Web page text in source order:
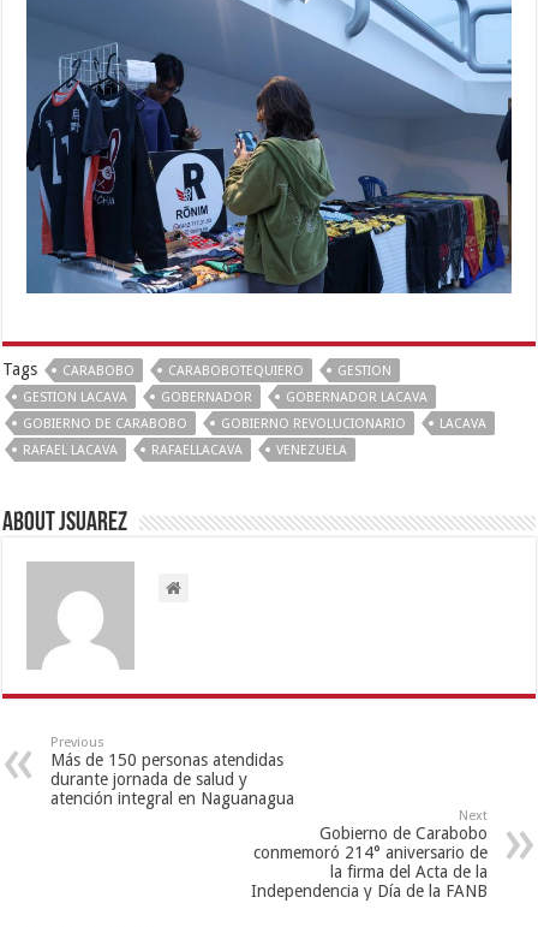
Tags CARABOBO CARABOBOTEQUIERO
GESTION
GESTION LACAVA
GOBERNADOR
GOBERNADOR LACAVA
GOBIERNO DE CARABOBO
GOBIERNO REVOLUCIONARIO
LACAVA
RAFAEL LACAVA
RAFAELLACAVA VENEZUELA
About Jsuarez
Previous
Más de 150 personas atendidas
durante jornada de salud y
atención integral en Naguanagua
Next
Gobierno de Carabobo
conmemoró 214° aniversario de
la firma del Acta de la
Independencia y Día de la FANB